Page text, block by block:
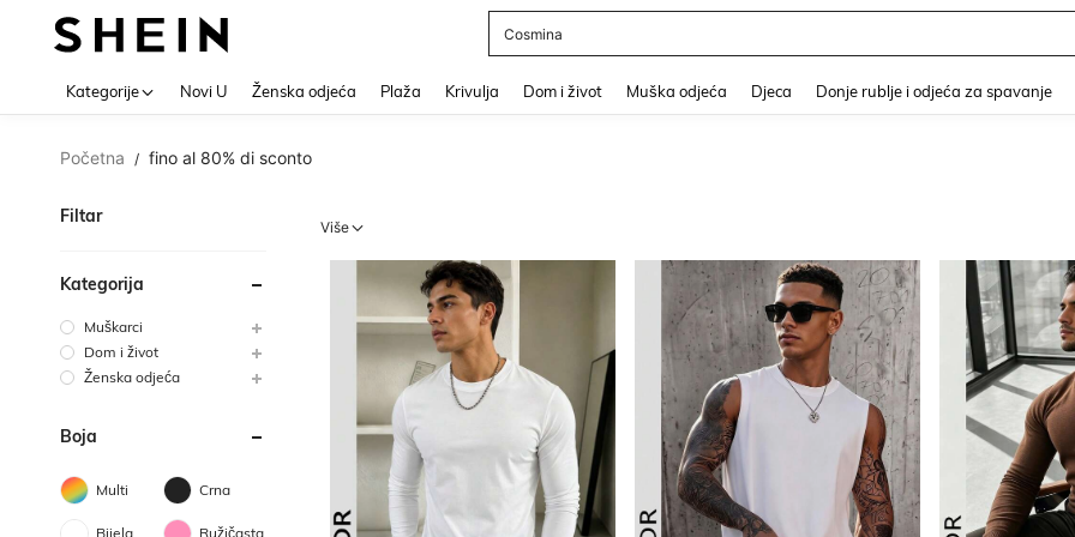
Poster
Kategorije Novi U Ženska odjeća Plaža Krivulja Dom i život Muška odjeća Djeca Donje rublje i odjeća za spavanje
Početna / fino al 80% di sconto
Filtar
Kategorija
Muškarci
Dom i život
Ženska odjeća
Boja
Multi Crna
Bijela Ružičasta
Više